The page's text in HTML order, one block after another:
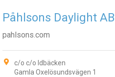
Påhlsons Daylight AB
pahlsons.com
c/o c/o Idbäcken
Gamla Oxelösundsvägen 1